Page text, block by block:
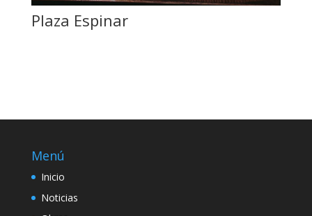
Plaza Espinar
Menú
Inicio
Noticias